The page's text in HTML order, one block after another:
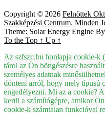
Copyright © 2026 Felnőttek
Szakképzési Centrum. Minden
Theme: Solar Energy Engine By
To the Top ↑ Up ↑
Az szfszc.hu honlapja cookie-k
tárol az Ön böngészésre
személyes adatnak
dönteni arról, hogy mely típusú
engedélyezni. Mi az a cookie?
kerül a számítógépre, amikor
cookie-k számtalan funkcióval